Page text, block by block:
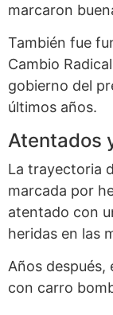
marcaron
También fue
Cambio
gobierno del
últimos años.
Atentados
La trayectoria
marcada por
atentado con
heridas en las
Años
con carro